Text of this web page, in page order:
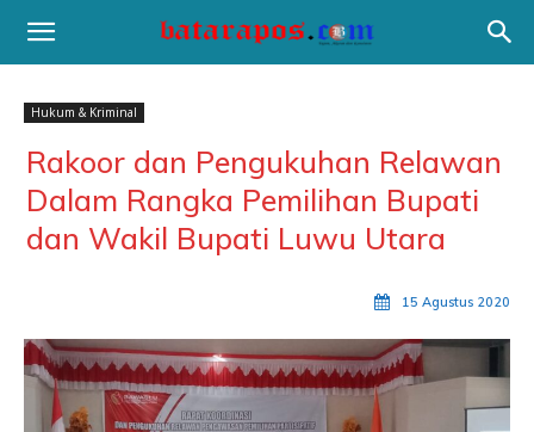
Hukum & Kriminal
Rakoor dan Pengukuhan Relawan
Dalam Rangka Pemilihan Bupati
dan Wakil Bupati Luwu Utara
15 Agustus 2020